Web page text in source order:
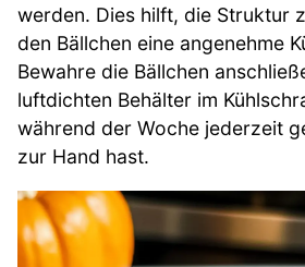
werden. Dies hilft, die Struktur
den Bällchen eine angenehme
Bewahre die Bällchen
luftdichten Behälter im
während der Woche jederzeit
zur Hand hast.